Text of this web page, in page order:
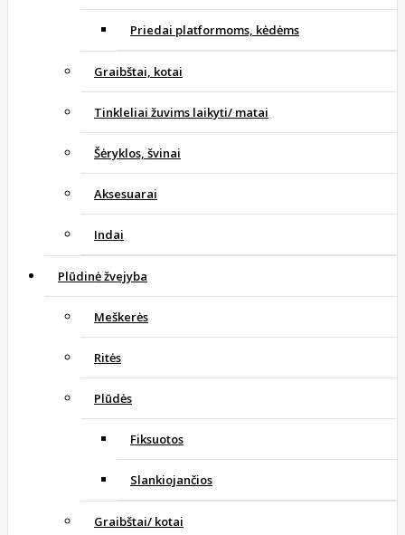
Priedai platformoms, kėdėms
Graibštai, kotai
Tinkleliai žuvims laikyti/ matai
Šėryklos, švinai
Aksesuarai
Indai
Plūdinė žvejyba
Meškerės
Ritės
Plūdės
Fiksuotos
Slankiojančios
Graibštai/ kotai